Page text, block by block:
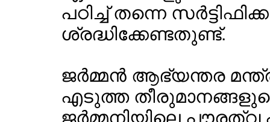
പഠിച്ച് തന്നെ
ശ്രദ്ധിക്കേണ്ടതുണ്ട്.
ജര്‍മ്മന്‍ ആഭ്യന്തര
എടുത്ത
ജര്‍മ്മനിയിലെ പൗരത്വ